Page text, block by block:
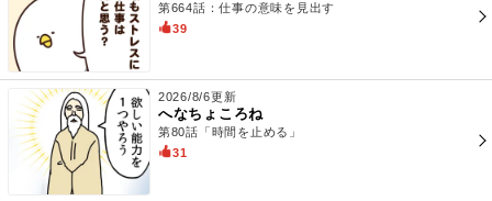
第664話：仕事の意味を見出す
39
2026/8/6更新
へなちょころね
第80話「時間を止める」
31